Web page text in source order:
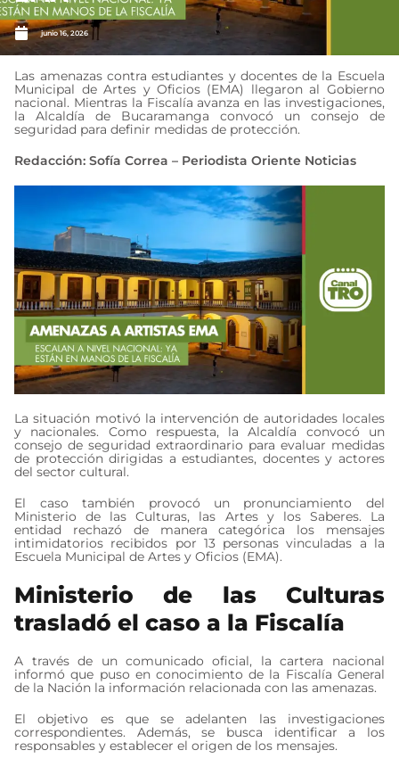
junio 16, 2026
Las amenazas contra estudiantes y docentes de la Escuela
Municipal de Artes y Oficios (EMA) llegaron al Gobierno
nacional. Mientras la Fiscalía avanza en las investigaciones,
la Alcaldía de Bucaramanga convocó un consejo de
seguridad para definir medidas de protección.
Redacción: Sofía Correa – Periodista Oriente Noticias
La situación motivó la intervención de autoridades locales
y nacionales. Como respuesta, la Alcaldía convocó un
consejo de seguridad extraordinario para evaluar medidas
de protección dirigidas a estudiantes, docentes y actores
del sector cultural.
El caso también provocó un pronunciamiento del
Ministerio de las Culturas, las Artes y los Saberes. La
entidad rechazó de manera categórica los mensajes
intimidatorios recibidos por 13 personas vinculadas a la
Escuela Municipal de Artes y Oficios (EMA).
Ministerio de las Culturas
trasladó el caso a la Fiscalía
A través de un comunicado oficial, la cartera nacional
informó que puso en conocimiento de la Fiscalía General
de la Nación la información relacionada con las amenazas.
El objetivo es que se adelanten las investigaciones
correspondientes. Además, se busca identificar a los
responsables y establecer el origen de los mensajes.